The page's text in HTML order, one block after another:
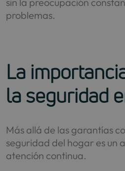
problemas.
La
la seguridad
Más allá de las garantías
seguridad del hogar es un
atención continua.